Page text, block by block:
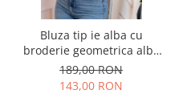
Bluza tip ie alba cu
broderie geometrica alba
Agata
189,00 RON
143,00 RON